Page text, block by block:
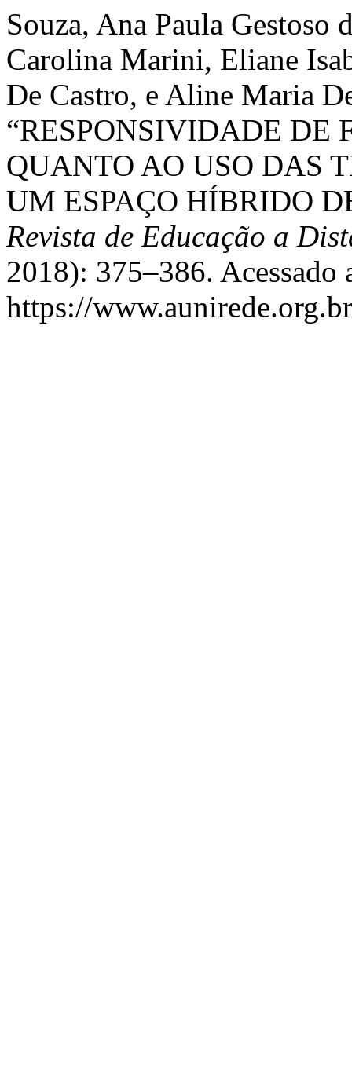
Souza, Ana Paula Gestoso
Carolina Marini, Eliane
De Castro, e Aline Maria
“RESPONSIVIDADE DE
QUANTO AO USO DAS
UM ESPAÇO HÍBRIDO
Revista de Educação a
2018): 375–386. Acessado
https://